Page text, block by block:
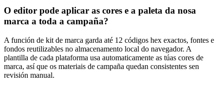
O editor pode aplicar as cores e a paleta da nosa
marca a toda a campaña?
A función de kit de marca garda até 12 códigos hex exactos, fontes e
fondos reutilizables no almacenamento local do navegador. A
plantilla de cada plataforma usa automaticamente as túas cores de
marca, así que os materiais de campaña quedan consistentes sen
revisión manual.